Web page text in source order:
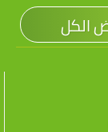
الكل